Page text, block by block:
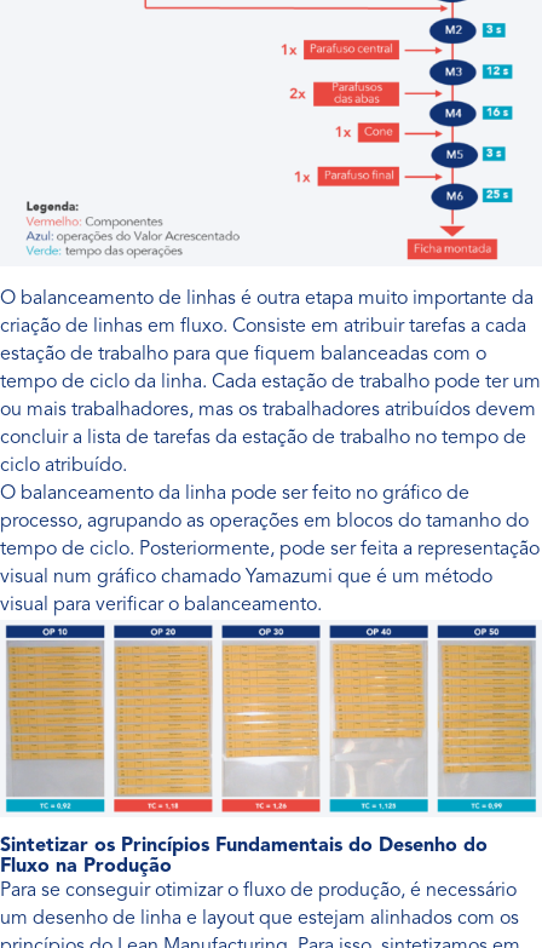
O balanceamento de linhas é outra etapa muito importante da
criação de linhas em fluxo. Consiste em atribuir tarefas a cada
estação de trabalho para que fiquem balanceadas com o
tempo de ciclo da linha. Cada estação de trabalho pode ter um
ou mais trabalhadores, mas os trabalhadores atribuídos devem
concluir a lista de tarefas da estação de trabalho no tempo de
ciclo atribuído.
O balanceamento da linha pode ser feito no gráfico de
processo, agrupando as operações em blocos do tamanho do
tempo de ciclo. Posteriormente, pode ser feita a representação
visual num gráfico chamado Yamazumi que é um método
visual para verificar o balanceamento.
Sintetizar os Princípios Fundamentais do Desenho do
Fluxo na Produção
Para se conseguir otimizar o fluxo de produção, é necessário
um desenho de linha e layout que estejam alinhados com os